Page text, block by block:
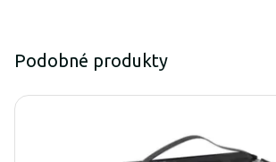
Podobné produkty